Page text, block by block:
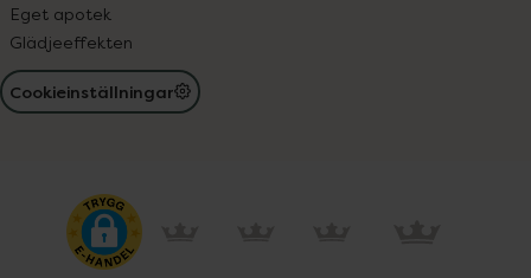
Eget apotek
Glädjeeffekten
Cookieinställningar